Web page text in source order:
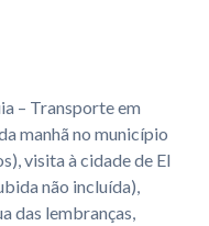
– Transporte em
manhã no município
visita à cidade de El
não incluída),
das lembranças,